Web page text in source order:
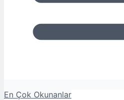
En Çok Okunanlar